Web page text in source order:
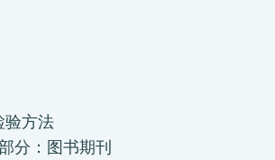
验方法
分：图书期刊